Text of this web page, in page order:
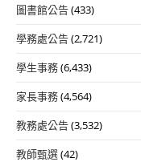
圖書館公告(433)
學務處公告(2,721)
學生事務(6,433)
家長事務(4,564)
教務處公告(3,532)
教師甄選(42)